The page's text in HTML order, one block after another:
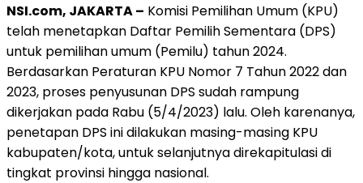
NSI.com, JAKARTA– Komisi Pemilihan Umum (KPU)
telah menetapkan Daftar Pemilih Sementara (DPS)
untuk pemilihan umum (Pemilu) tahun 2024.
Berdasarkan Peraturan KPU Nomor 7 Tahun 2022 dan
2023, proses penyusunan DPS sudah rampung
dikerjakan pada Rabu (5/4/2023) lalu. Oleh karenanya,
penetapan DPS ini dilakukan masing-masing KPU
kabupaten/kota, untuk selanjutnya direkapitulasi di
tingkat provinsi hingga nasional.